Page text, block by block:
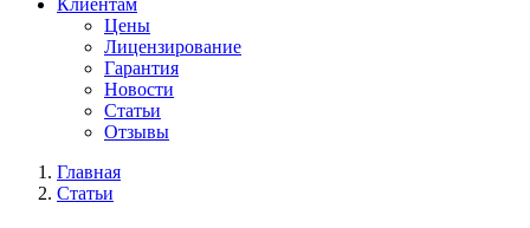
Клиентам
Цены
Лицензирование
Гарантия
Новости
Статьи
Отзывы
Главная
Статьи